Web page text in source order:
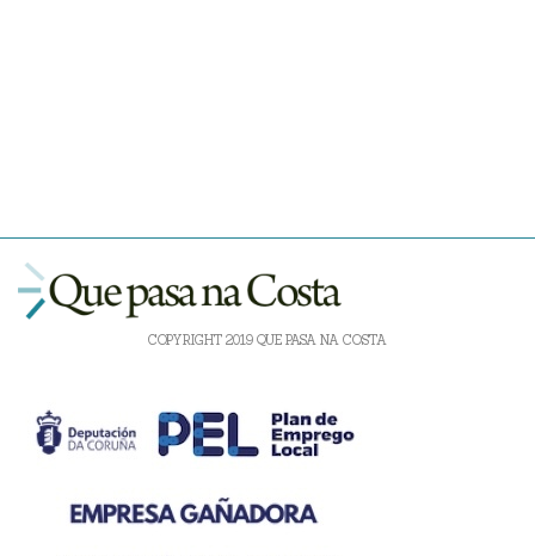
COPYRIGHT 2019 QUE PASA NA COSTA